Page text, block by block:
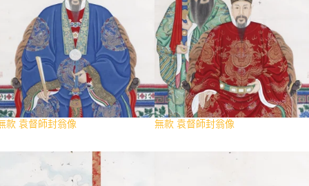
款 袁督師封翁像 無款 袁督師封翁像